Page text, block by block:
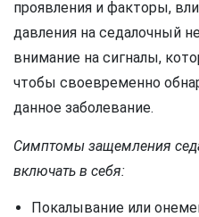
проявления и факторы,
давления на седалочный
внимание на сигналы,
чтобы своевременно
данное заболевание.
Симптомы защемления
включать в себя:
Покалывание или